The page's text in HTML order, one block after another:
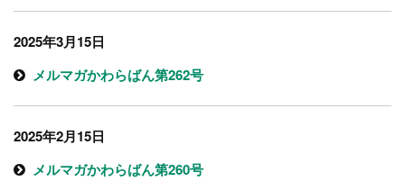
2025年3月15日
メルマガかわらばん第262号
2025年2月15日
メルマガかわらばん第260号